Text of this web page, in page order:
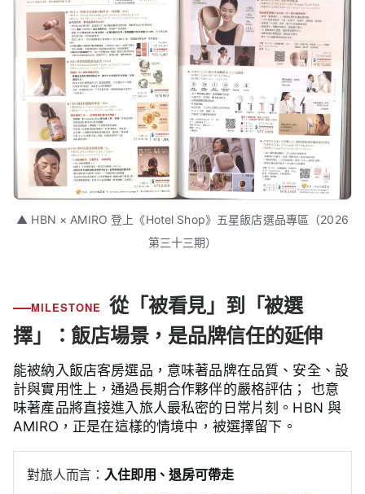
▲ HBN × AMIRO 登上《Hotel Shop》五星飯店選品專區（2026
第三十三期）
MILESTONE 從「被看見」到「被選
擇」：飯店場景，是品牌信任的延伸
能被納入飯店客房選品，意味著品牌在品質、安全、設
計與實用性上，通過長期合作夥伴的嚴格評估； 也意
味著產品將直接進入旅人最私密的日常片刻。HBN 與
AMIRO，正是在這樣的情境中，被選擇留下。
對旅人而言： 入住即用、退房可帶走